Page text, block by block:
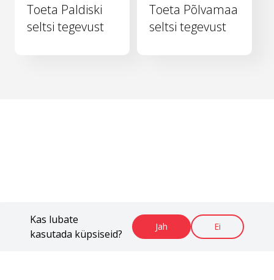
Kas lubate
kasutada küpsiseid?
Jah Ei
Toeta Paldiski
seltsi tegevust
Toeta Põlvamaa
seltsi tegevust